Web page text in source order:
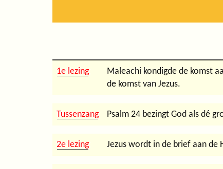
1e lezing
Maleachi kondigde de komst
de komst van Jezus.
Tussenzang Psalm 24 bezingt God als dé
2e lezing Jezus wordt in de brief aan de